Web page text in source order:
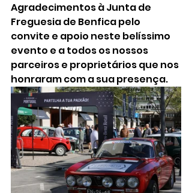
Agradecimentos à Junta de
Freguesia de Benfica pelo
convite e apoio neste belíssimo
evento e a todos os nossos
parceiros e proprietários que nos
honraram com a sua presença.